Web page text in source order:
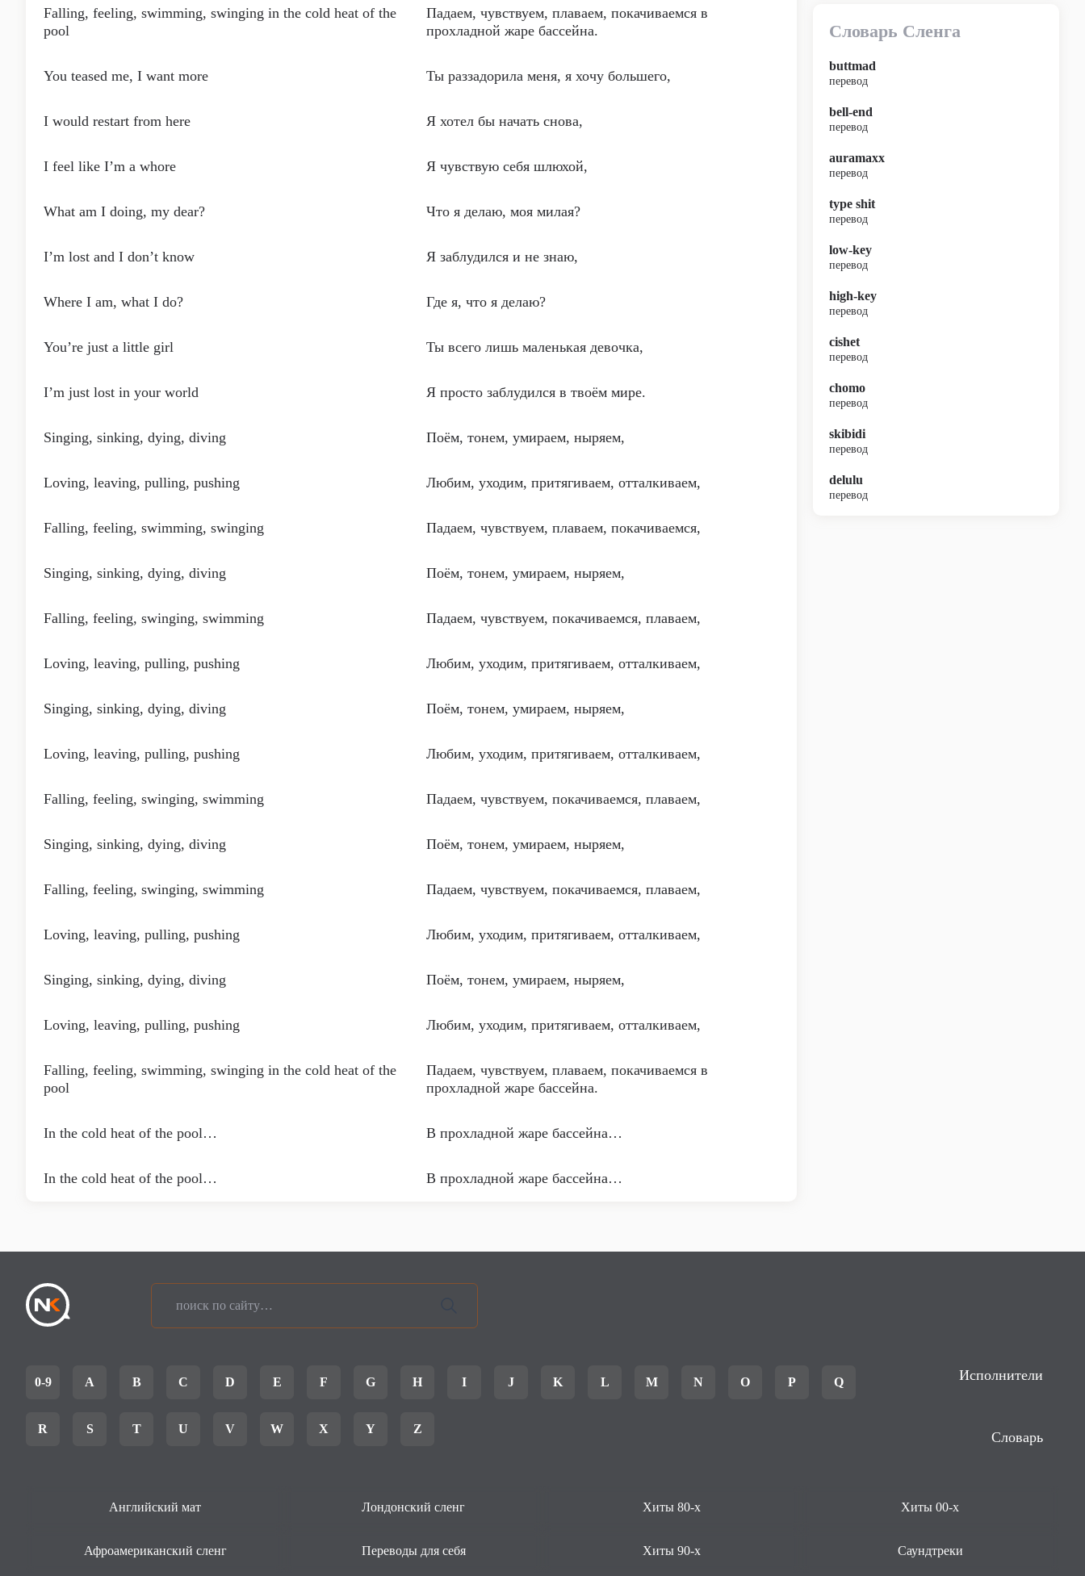
Falling, feeling, swimming, swinging in the cold heat of the
pool
Падаем, чувствуем, плаваем, покачиваемся в
прохладной жаре бассейна.
You teased me, I want more Ты раззадорила меня, я хочу большего,
I would restart from here Я хотел бы начать снова,
I feel like I’m a whore Я чувствую себя шлюхой,
What am I doing, my dear? Что я делаю, моя милая?
I’m lost and I don’t know Я заблудился и не знаю,
Where I am, what I do? Где я, что я делаю?
You’re just a little girl Ты всего лишь маленькая девочка,
I’m just lost in your world Я просто заблудился в твоём мире.
Singing, sinking, dying, diving Поём, тонем, умираем, ныряем,
Loving, leaving, pulling, pushing Любим, уходим, притягиваем, отталкиваем,
Falling, feeling, swimming, swinging Падаем, чувствуем, плаваем, покачиваемся,
Singing, sinking, dying, diving Поём, тонем, умираем, ныряем,
Falling, feeling, swinging, swimming Падаем, чувствуем, покачиваемся, плаваем,
Loving, leaving, pulling, pushing Любим, уходим, притягиваем, отталкиваем,
Singing, sinking, dying, diving Поём, тонем, умираем, ныряем,
Loving, leaving, pulling, pushing Любим, уходим, притягиваем, отталкиваем,
Falling, feeling, swinging, swimming Падаем, чувствуем, покачиваемся, плаваем,
Singing, sinking, dying, diving Поём, тонем, умираем, ныряем,
Falling, feeling, swinging, swimming Падаем, чувствуем, покачиваемся, плаваем,
Loving, leaving, pulling, pushing Любим, уходим, притягиваем, отталкиваем,
Singing, sinking, dying, diving Поём, тонем, умираем, ныряем,
Loving, leaving, pulling, pushing Любим, уходим, притягиваем, отталкиваем,
Falling, feeling, swimming, swinging in the cold heat of the
pool
Падаем, чувствуем, плаваем, покачиваемся в
прохладной жаре бассейна.
In the cold heat of the pool… В прохладной жаре бассейна…
In the cold heat of the pool… В прохладной жаре бассейна…
Словарь Сленга
buttmad
перевод
bell-end
перевод
auramaxx
перевод
type shit
перевод
low-key
перевод
high-key
перевод
cishet
перевод
chomo
перевод
skibidi
перевод
delulu
перевод
0-9 A B C D E F G H I J K L M N O P Q
R S T U V W X Y Z
Исполнители
Словарь
Английский мат Лондонский сленг Хиты 80-х Хиты 00-х
Афроамериканский сленг Переводы для себя Хиты 90-х Саундтреки